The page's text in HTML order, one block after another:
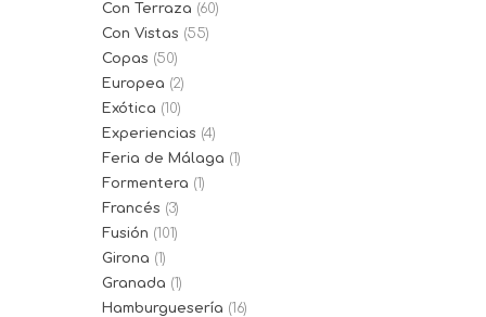
Con Terraza (60)
Con Vistas (55)
Copas (50)
Europea (2)
Exótica (10)
Experiencias (4)
Feria de Málaga (1)
Formentera (1)
Francés (3)
Fusión (101)
Girona (1)
Granada (1)
Hamburguesería (16)